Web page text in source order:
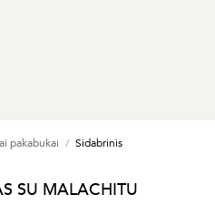
pakabukai
Sidabrinis
SU MALACHITU